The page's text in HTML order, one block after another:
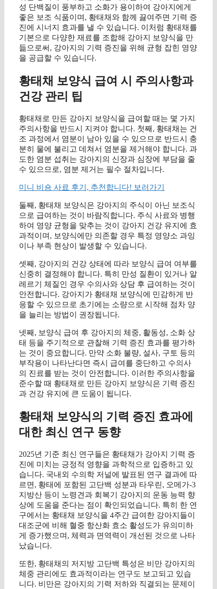
성 단백질이 풍부하고 소화가 용이하여 강아지에게
좋은 보조 식품이며, 황태채와 함께 끓여주면 기력 증
진에 시너지 효과를 낼 수 있습니다. 이처럼 황태채를
기본으로 다양한 재료를 조합해 강아지 보양식을 만
듦으로써, 강아지의 기력 증진을 위해 균형 잡힌 영양
을 공급할 수 있습니다.
황태채 보양식 급여 시 주의사항과
건강 관리 팁
황태채로 만든 강아지 보양식을 급여할 때는 몇 가지
주의사항을 반드시 지켜야 합니다. 첫째, 황태채는 건
조 과정에서 염분이 남아 있을 수 있으므로 반드시 충
분히 물에 불리고 데쳐서 염분을 제거해야 합니다. 과
도한 염분 섭취는 강아지의 신장과 심장에 부담을 줄
수 있으므로, 염분 제거는 필수 절차입니다.
미니 비숑 사료 후기, 추천합니다! 보러가기
둘째, 황태채 보양식은 강아지의 주식이 아닌 보조식
으로 급여하는 것이 바람직합니다. 주식 사료와 병행
하여 영양 균형을 맞추는 것이 강아지 건강 유지에 효
과적이며, 보양식에만 의존할 경우 특정 영양소 과잉
이나 부족 현상이 발생할 수 있습니다.
셋째, 강아지의 건강 상태에 따라 보양식 급여 여부를
신중히 결정해야 합니다. 특히 만성 질환이 있거나 알
레르기 체질인 경우 수의사와 상담 후 급여하는 것이
안전합니다. 강아지가 황태채 보양식에 민감하게 반
응할 수 있으므로 초기에는 소량으로 시작해 점차 양
을 늘리는 방법이 권장됩니다.
넷째, 보양식 급여 후 강아지의 체중, 활동성, 소화 상
태 등을 주기적으로 관찰해 기력 증진 효과를 평가하
는 것이 중요합니다. 만약 소화 불량, 설사, 구토 등의
부작용이 나타난다면 즉시 급여를 중단하고 수의사
의 진료를 받는 것이 안전합니다. 이러한 주의사항을
준수할 때 황태채로 만든 강아지 보양식은 기력 증진
과 건강 유지에 큰 도움이 됩니다.
황태채 보양식의 기력 증진 효과에
대한 최신 연구 동향
2025년 기준 최신 연구들은 황태채가 강아지 기력 증
진에 미치는 긍정적 영향을 과학적으로 입증하고 있
습니다. 국내외 수의학 저널에 발표된 연구 결과에 따
르면, 황태에 포함된 고단백 성분과 타우린, 오메가-3
지방산 등이 노령견과 회복기 강아지의 운동 능력 향
상에 도움을 준다는 점이 확인되었습니다. 특히 한 연
구에서는 황태채 보양식을 4주간 급여한 강아지들이
대조군에 비해 혈중 항산화 효소 활성도가 유의미하
게 증가했으며, 체력과 면역력이 개선된 것으로 나타
났습니다.
또한, 황태채의 저지방 고단백 특성은 비만 강아지의
체중 관리에도 효과적이라는 연구도 보고되고 있습
니다. 비만은 강아지의 기력 저하와 직결되는 문제이